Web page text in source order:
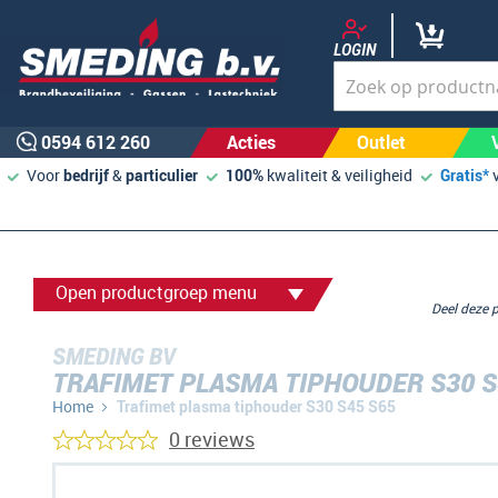
LOGIN
0594 612 260 Acties Outlet
Voorbedrijf&particulier 100% kwaliteit & veiligheid Gratis*
Open productgroep menu
SMEDING BV
TRAFIMET PLASMA TIPHOUDER S30
Home Trafimet plasma tiphouder S30 S45 S65
Deel
0 reviews
Ga